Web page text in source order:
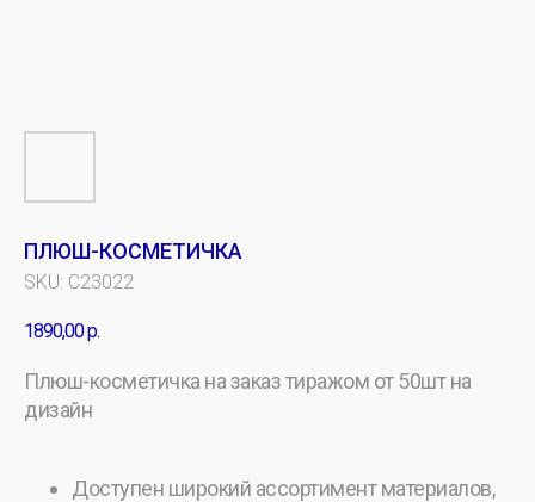
ПЛЮШ-КОСМЕТИЧКА
SKU: C23022
1890,00р.
Плюш-косметичка на заказ тиражом от 50шт на
дизайн
Доступен широкий ассортимент материалов,